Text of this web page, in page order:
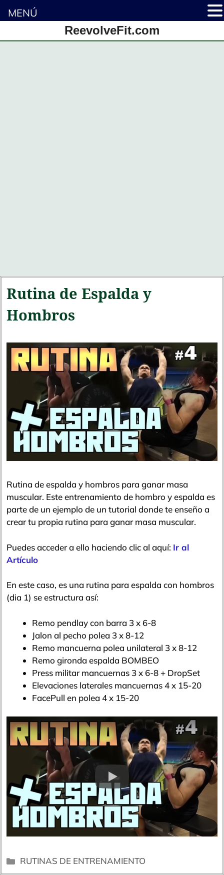
al
ReevolveFit.com
Rutina de Espalda y
Hombros
Rutina de espalda y hombros para ganar masa
muscular. Este entrenamiento de hombro y espalda es
parte de un ejemplo de un tutorial donde te enseño a
crear tu propia rutina para ganar masa muscular.
Puedes acceder a ello haciendo clic al aquí: Ir al
Artículo
En este caso, es una rutina para espalda con hombros
(dia 1) se estructura así:
Remo pendlay con barra 3 x 6-8
Jalon al pecho polea 3 x 8-12
Remo mancuerna polea unilateral 3 x 8-12
Remo gironda espalda BOMBEO
Press militar mancuernas 3 x 6-8 + DropSet
Elevaciones laterales mancuernas 4 x 15-20
FacePull en polea 4 x 15-20
Categorías
RUTINAS DE ENTRENAMIENTO
MENÚ